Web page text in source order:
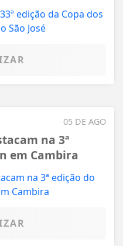
05 DE AGO
na 3ª
em Cambira